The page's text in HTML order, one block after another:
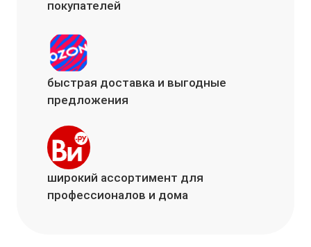
покупателей
быстрая доставка и выгодные
предложения
широкий ассортимент для
профессионалов и дома